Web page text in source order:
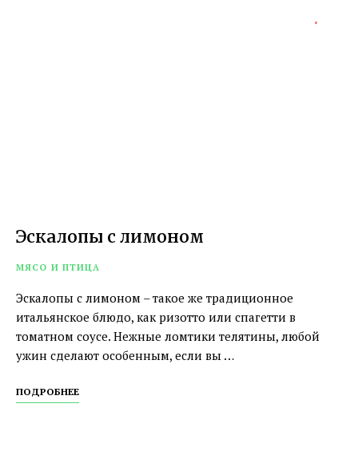
Эскалопы с лимоном
МЯСО И ПТИЦА
Эскалопы с лимоном – такое же традиционное
итальянское блюдо, как ризотто или спагетти в
томатном соусе. Нежные ломтики телятины, любой
ужин сделают особенным, если вы …
ПОДРОБНЕЕ